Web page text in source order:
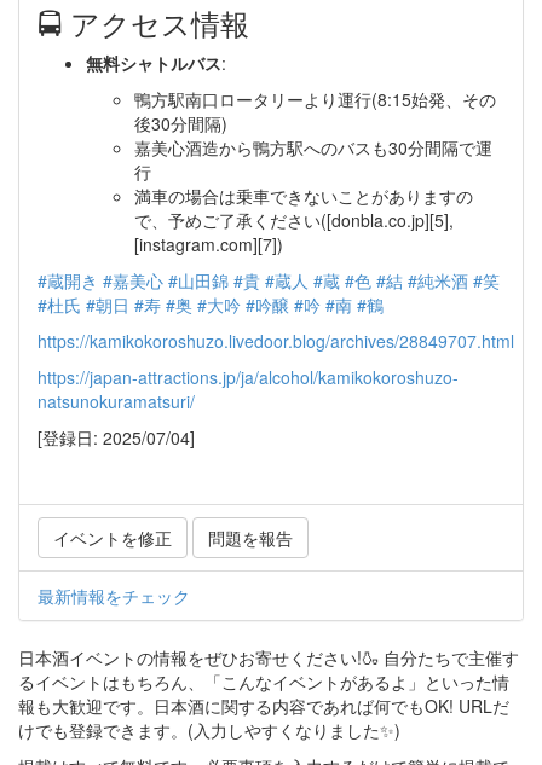
🚍 アクセス情報
無料シャトルバス:
鴨方駅南口ロータリーより運行(8:15始発、その
後30分間隔)
嘉美心酒造から鴨方駅へのバスも30分間隔で運
行
満車の場合は乗車できないことがありますの
で、予めご了承ください([donbla.co.jp][5],
[instagram.com][7])
#蔵開き #嘉美心 #山田錦 #貴 #蔵人 #蔵 #色 #結 #純米酒 #笑
#杜氏 #朝日 #寿 #奥 #大吟 #吟醸 #吟 #南 #鶴
https://kamikokoroshuzo.livedoor.blog/archives/28849707.html
https://japan-attractions.jp/ja/alcohol/kamikokoroshuzo-
natsunokuramatsuri/
[登録日: 2025/07/04]
イベントを修正 問題を報告
最新情報をチェック
日本酒イベントの情報をぜひお寄せください!🍶 自分たちで主催す
るイベントはもちろん、「こんなイベントがあるよ」といった情
報も大歓迎です。日本酒に関する内容であれば何でもOK! URLだ
けでも登録できます。(入力しやすくなりました✨)